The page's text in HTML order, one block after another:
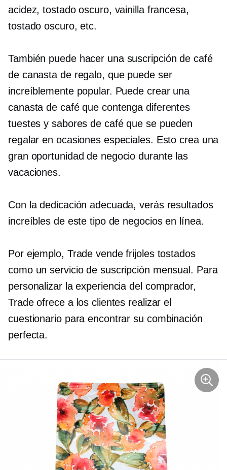
acidez, tostado oscuro, vainilla francesa,
tostado oscuro, etc.
También puede hacer una suscripción de café
de canasta de regalo, que puede ser
increíblemente popular. Puede crear una
canasta de café que contenga diferentes
tuestes y sabores de café que se pueden
regalar en ocasiones especiales. Esto crea una
gran oportunidad de negocio durante las
vacaciones.
Con la dedicación adecuada, verás resultados
increíbles de este tipo de negocios en línea.
Por ejemplo, Trade vende frijoles tostados
como un servicio de suscripción mensual. Para
personalizar la experiencia del comprador,
Trade ofrece a los clientes realizar el
cuestionario para encontrar su combinación
perfecta.